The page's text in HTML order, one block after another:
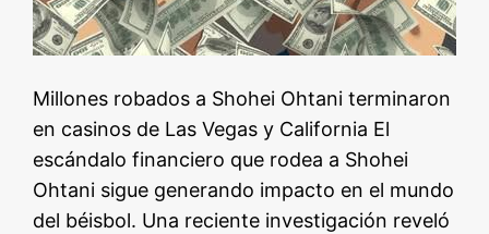
Millones robados a Shohei Ohtani terminaron
en casinos de Las Vegas y California El
escándalo financiero que rodea a Shohei
Ohtani sigue generando impacto en el mundo
del béisbol. Una reciente investigación reveló